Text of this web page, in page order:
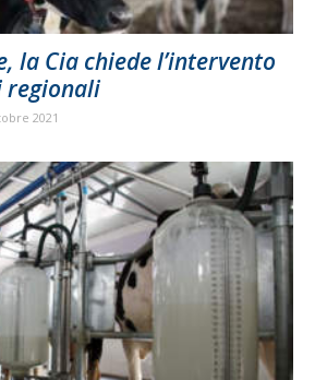
la Cia chiede l’intervento
regionali
2021